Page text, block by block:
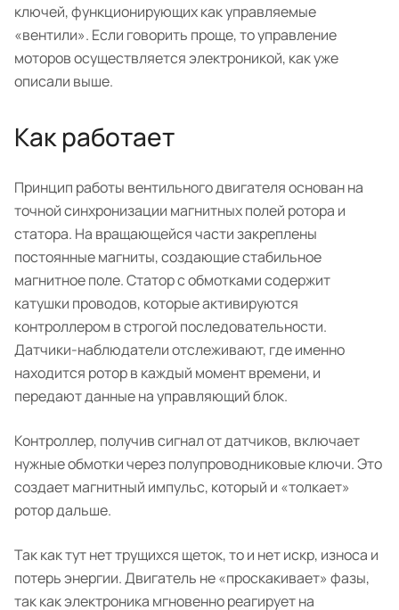
ключей, функционирующих как управляемые
«вентили». Если говорить проще, то управление
моторов осуществляется электроникой, как уже
описали выше.
Как работает
Принцип работы вентильного двигателя основан на
точной синхронизации магнитных полей ротора и
статора. На вращающейся части закреплены
постоянные магниты, создающие стабильное
магнитное поле. Статор с обмотками содержит
катушки проводов, которые активируются
контроллером в строгой последовательности.
Датчики-наблюдатели отслеживают, где именно
находится ротор в каждый момент времени, и
передают данные на управляющий блок.
Контроллер, получив сигнал от датчиков, включает
нужные обмотки через полупроводниковые ключи. Это
создает магнитный импульс, который и «толкает»
ротор дальше.
Так как тут нет трущихся щеток, то и нет искр, износа и
потерь энергии. Двигатель не «проскакивает» фазы,
так как электроника мгновенно реагирует на